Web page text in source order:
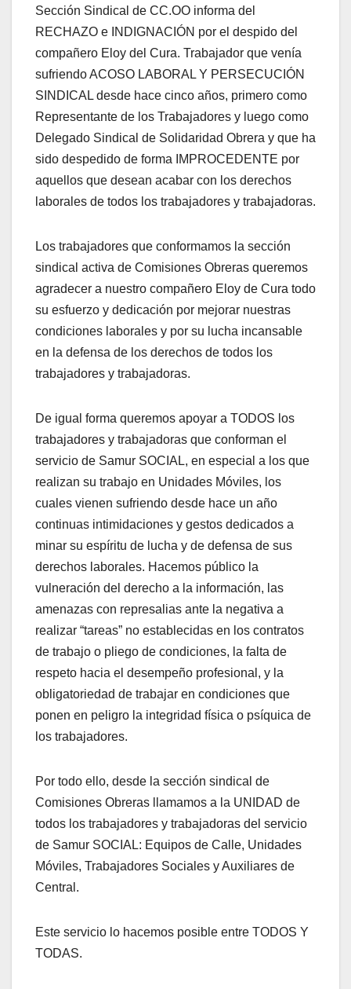
Sección Sindical de CC.OO informa del
RECHAZO e INDIGNACIÓN por el despido del
compañero Eloy del Cura. Trabajador que venía
sufriendo ACOSO LABORAL Y PERSECUCIÓN
SINDICAL desde hace cinco años, primero como
Representante de los Trabajadores y luego como
Delegado Sindical de Solidaridad Obrera y que ha
sido despedido de forma IMPROCEDENTE por
aquellos que desean acabar con los derechos
laborales de todos los trabajadores y trabajadoras.
Los trabajadores que conformamos la sección
sindical activa de Comisiones Obreras queremos
agradecer a nuestro compañero Eloy de Cura todo
su esfuerzo y dedicación por mejorar nuestras
condiciones laborales y por su lucha incansable
en la defensa de los derechos de todos los
trabajadores y trabajadoras.
De igual forma queremos apoyar a TODOS los
trabajadores y trabajadoras que conforman el
servicio de Samur SOCIAL, en especial a los que
realizan su trabajo en Unidades Móviles, los
cuales vienen sufriendo desde hace un año
continuas intimidaciones y gestos dedicados a
minar su espíritu de lucha y de defensa de sus
derechos laborales. Hacemos público la
vulneración del derecho a la información, las
amenazas con represalias ante la negativa a
realizar “tareas” no establecidas en los contratos
de trabajo o pliego de condiciones, la falta de
respeto hacia el desempeño profesional, y la
obligatoriedad de trabajar en condiciones que
ponen en peligro la integridad física o psíquica de
los trabajadores.
Por todo ello, desde la sección sindical de
Comisiones Obreras llamamos a la UNIDAD de
todos los trabajadores y trabajadoras del servicio
de Samur SOCIAL: Equipos de Calle, Unidades
Móviles, Trabajadores Sociales y Auxiliares de
Central.
Este servicio lo hacemos posible entre TODOS Y
TODAS.